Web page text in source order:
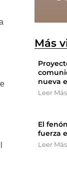
Más
nueva
Leer
El
fuerza
Leer